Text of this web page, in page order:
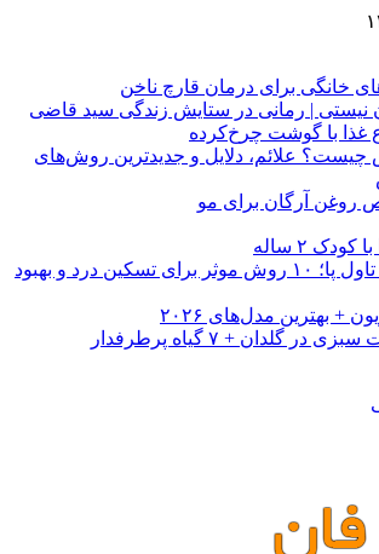
خانگی برای درمان قارچ ناخن
نیستی | رمانی در ستایش زندگی سید قاضی
غذا با گوشت چرخ‌کرده
چیست؟ علائم، دلایل و جدیدترین روش‌های
روغن آرگان برای مو
۲ ساله
درمان خانگی تاول پا؛ ۱۰ روش موثر برای تسکین درد و بهبود
+ بهترین مدل‌های ۲۰۲۶
گلدان + ۷ گیاه پرطرفدار